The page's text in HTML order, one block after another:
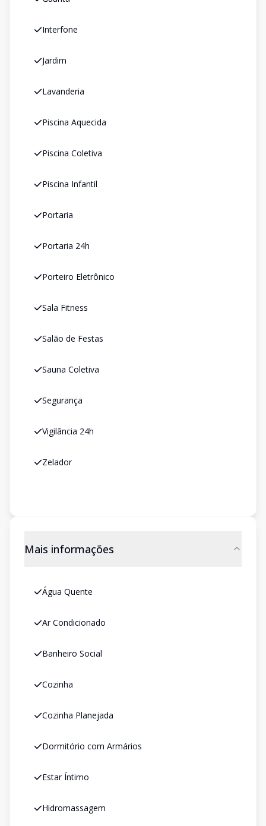
Interfone
Jardim
Lavanderia
Piscina Aquecida
Piscina Coletiva
Piscina Infantil
Portaria
Portaria 24h
Porteiro Eletrônico
Sala Fitness
Salão de Festas
Sauna Coletiva
Segurança
Vigilância 24h
Zelador
Mais informações
Água Quente
Ar Condicionado
Banheiro Social
Cozinha
Cozinha Planejada
Dormitório com Armários
Estar Íntimo
Hidromassagem